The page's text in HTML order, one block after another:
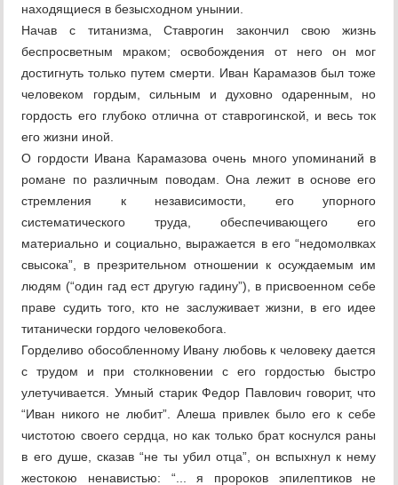
находящиеся в безысходном унынии.
Начав с титанизма, Ставрогин закончил свою жизнь
беспросветным мраком; освобождения от него он мог
достигнуть только путем смерти. Иван Карамазов был тоже
человеком гордым, сильным и духовно одаренным, но
гордость его глубоко отлична от ставрогинской, и весь ток
его жизни иной.
О гордости Ивана Карамазова очень много упоминаний в
романе по различным поводам. Она лежит в основе его
стремления к независимости, его упорного
систематического труда, обеспечивающего его
материально и социально, выражается в его “недомолвках
свысока”, в презрительном отношении к осуждаемым им
людям (“один гад ест другую гадину”), в присвоенном себе
праве судить того, кто не заслуживает жизни, в его идее
титанически гордого человекобога.
Горделиво обособленному Ивану любовь к человеку дается
с трудом и при столкновении с его гордостью быстро
улетучивается. Умный старик Федор Павлович говорит, что
“Иван никого не любит”. Алеша привлек было его к себе
чистотою своего сердца, но как только брат коснулся раны
в его душе, сказав “не ты убил отца”, он вспыхнул к нему
жестокою ненавистью: “... я пророков эпилептиков не